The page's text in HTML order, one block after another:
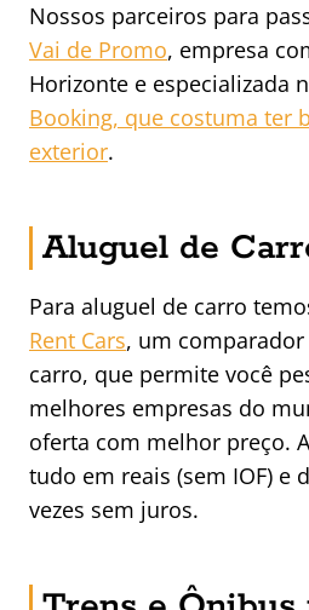
Nossos parceiros para
Vai de Promo, empresa
Horizonte e especializada
Booking, que costuma ter
exterior.
Aluguel de
Para aluguel de carro
Rent Cars, um
carro, que permite você
melhores empresas do
oferta com melhor preço.
tudo em reais (sem IOF) e
vezes sem juros.